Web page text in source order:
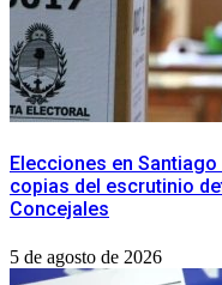
​Elecciones en
copias del escrutinio
Concejales
5 de agosto de 2026